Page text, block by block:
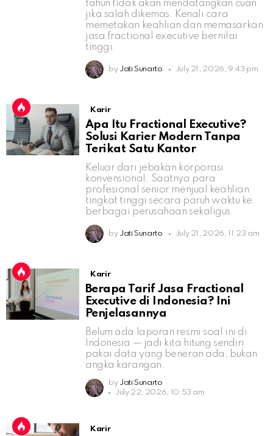
tahun tidak akan mendatangkan cuan
jika salah dikemas. Kenali cara
memetakan keahlian dan memasarkan
jasa fractional executive bernilai
tinggi.
by Jati Sunarto July 21, 2026, 9:43 pm
Karir
Apa Itu Fractional Executive?
Solusi Karier Modern Tanpa
Terikat Satu Kantor
Keluar dari jebakan korporasi
konvensional. Saatnya para
profesional senior menjual keahlian
tingkat tinggi secara paruh waktu ke
berbagai perusahaan sekaligus.
by Jati Sunarto July 21, 2026, 11:23 am
Karir
Berapa Tarif Jasa Fractional
Executive di Indonesia? Ini
Penjelasannya
Belum ada laporan resmi soal ini di
Indonesia — jadi kita hitung sendiri
pakai data yang beneran ada, bukan
angka karangan.
by Jati Sunarto
July 22, 2026, 10:53 am
Karir